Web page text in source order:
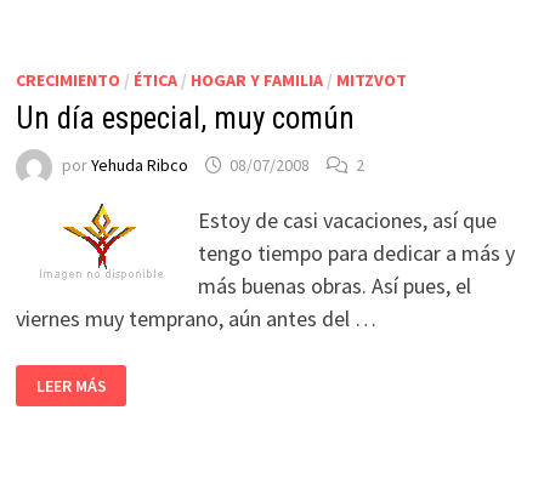
CRECIMIENTO / ÉTICA/ HOGAR Y FAMILIA/ MITZVOT
Un día especial, muy común
porYehuda Ribco 08/07/2008 2
Estoy de casi vacaciones, así que
tengo tiempo para dedicar a más y
más buenas obras. Así pues, el
viernes muy temprano, aún antes del …
LEER MÁS